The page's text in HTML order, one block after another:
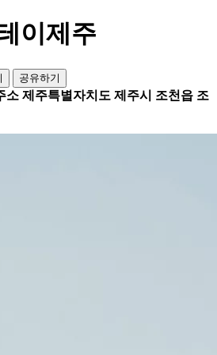
이제주
공유하기
소 제주특별자치도 제주시 조천읍 조